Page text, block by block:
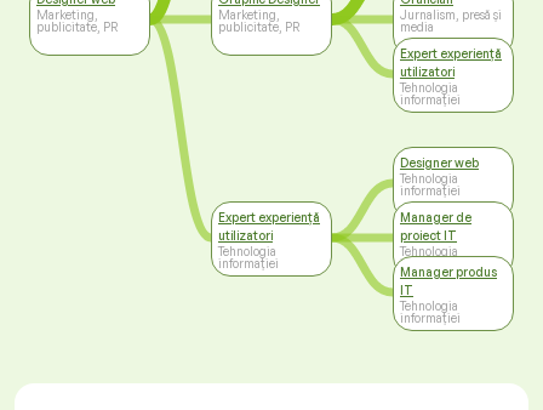
Marketing,
publicitate, PR
Marketing,
publicitate, PR
Expert experiență
utilizatori
Tehnologia
informației
Jurnalism, presă și
media
Expert experiență
utilizatori
Tehnologia
informației
Designer web
Tehnologia
informației
Manager de
proiect IT
Tehnologia
informației
Manager produs
IT
Tehnologia
informației